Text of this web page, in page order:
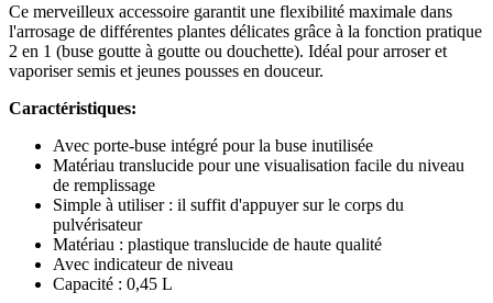
Ce merveilleux accessoire garantit une flexibilité maximale dans
l'arrosage de différentes plantes délicates grâce à la fonction pratique
2 en 1 (buse goutte à goutte ou douchette). Idéal pour arroser et
vaporiser semis et jeunes pousses en douceur.
Caractéristiques:
Avec porte-buse intégré pour la buse inutilisée
Matériau translucide pour une visualisation facile du niveau
de remplissage
Simple à utiliser : il suffit d'appuyer sur le corps du
pulvérisateur
Matériau : plastique translucide de haute qualité
Avec indicateur de niveau
Capacité : 0,45 L